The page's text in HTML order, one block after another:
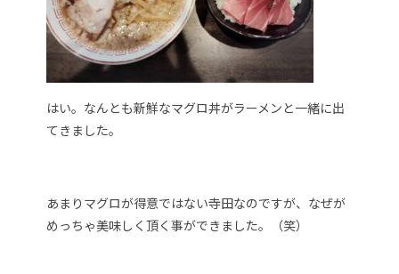
はい。なんとも新鮮なマグロ丼がラーメンと一緒に出
てきました。
あまりマグロが得意ではない寺田なのですが、なぜが
めっちゃ美味しく頂く事ができました。（笑）